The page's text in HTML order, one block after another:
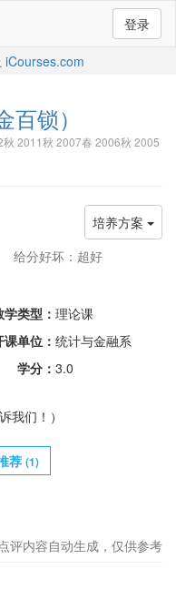
登录
iCourses.com
百锁）
2011秋 2007春 2006秋 2005
培养方案
给分好坏：超好
学类型： 理论课
课单位： 统计与金融系
学分： 3.0
我们！）
荐 (1)
评内容自动生成，仅供参考